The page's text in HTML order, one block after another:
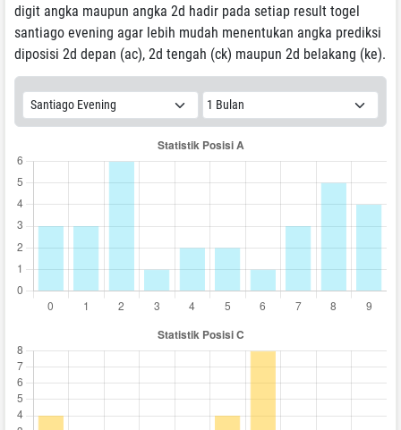
digit angka maupun angka 2d hadir pada setiap result togel
santiago evening agar lebih mudah menentukan angka prediksi
diposisi 2d depan (ac), 2d tengah (ck) maupun 2d belakang (ke).